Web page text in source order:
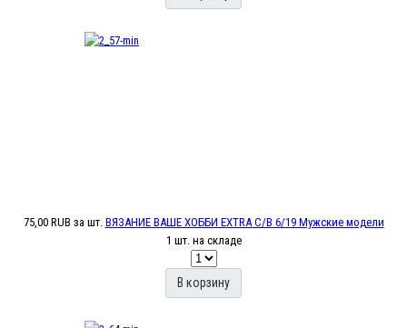
75,00 RUB за шт. ВЯЗАНИЕ ВАШЕ ХОББИ EXTRA С/В 6/19 Мужские модели
1 шт. на складе
В корзину